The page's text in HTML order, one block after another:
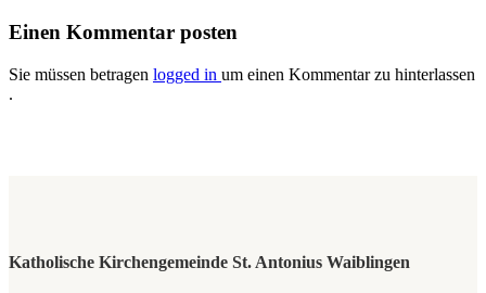
Einen Kommentar posten
Sie müssen betragen logged in um einen Kommentar zu hinterlassen
.
Katholische Kirchengemeinde St. Antonius Waiblingen